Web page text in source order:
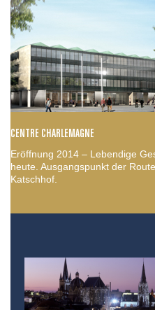
CENTRE CHARLEMAGNE
Eröffnung 2014 – Lebendige
heute. Ausgangspunkt der
Katschhof.